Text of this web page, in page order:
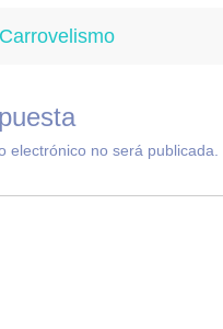
electrónico no será publicada.